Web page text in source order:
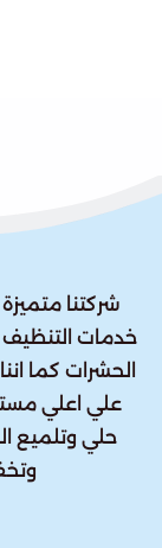
شركتنا
خدمات التنظيف
الحشرات كما
علي اعلي
حلي وتلميع